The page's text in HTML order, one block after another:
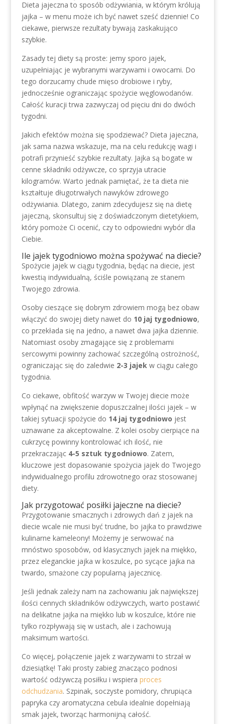
Dieta jajeczna to sposób odżywiania, w którym królują
jajka – w menu może ich być nawet sześć dziennie! Co
ciekawe, pierwsze rezultaty bywają zaskakująco
szybkie.
Zasady tej diety są proste: jemy sporo jajek,
uzupełniając je wybranymi warzywami i owocami. Do
tego dorzucamy chude mięso drobiowe i ryby,
jednocześnie ograniczając spożycie węglowodanów.
Całość kuracji trwa zazwyczaj od pięciu dni do dwóch
tygodni.
Jakich efektów można się spodziewać? Dieta jajeczna,
jak sama nazwa wskazuje, ma na celu redukcję wagi i
potrafi przynieść szybkie rezultaty. Jajka są bogate w
cenne składniki odżywcze, co sprzyja utracie
kilogramów. Warto jednak pamiętać, że ta dieta nie
kształtuje długotrwałych nawyków zdrowego
odżywiania. Dlatego, zanim zdecydujesz się na dietę
jajeczną, skonsultuj się z doświadczonym dietetykiem,
który pomoże Ci ocenić, czy to odpowiedni wybór dla
Ciebie.
Ile jajek tygodniowo można spożywać na diecie?
Spożycie jajek w ciągu tygodnia, będąc na diecie, jest
kwestią indywidualną, ściśle powiązaną ze stanem
Twojego zdrowia.
Osoby cieszące się dobrym zdrowiem mogą bez obaw
włączyć do swojej diety nawet do 10 jaj tygodniowo,
co przekłada się na jedno, a nawet dwa jajka dziennie.
Natomiast osoby zmagające się z problemami
sercowymi powinny zachować szczególną ostrożność,
ograniczając się do zaledwie 2-3 jajekw ciągu całego
tygodnia.
Co ciekawe, obfitość warzyw w Twojej diecie może
wpłynąć na zwiększenie dopuszczalnej ilości jajek – w
takiej sytuacji spożycie do 14 jaj tygodniowo jest
uznawane za akceptowalne. Z kolei osoby cierpiące na
cukrzycę powinny kontrolować ich ilość, nie
przekraczając 4-5 sztuk tygodniowo. Zatem,
kluczowe jest dopasowanie spożycia jajek do Twojego
indywidualnego profilu zdrowotnego oraz stosowanej
diety.
Jak przygotować posiłki jajeczne na diecie?
Przygotowanie smacznych i zdrowych dań z jajek na
diecie wcale nie musi być trudne, bo jajka to prawdziwe
kulinarne kameleony! Możemy je serwować na
mnóstwo sposobów, od klasycznych jajek na miękko,
przez eleganckie jajka w koszulce, po sycące jajka na
twardo, smażone czy popularną jajecznicę.
Jeśli jednak zależy nam na zachowaniu jak największej
ilości cennych składników odżywczych, warto postawić
na delikatne jajka na miękko lub w koszulce, które nie
tylko rozpływają się w ustach, ale i zachowują
maksimum wartości.
Co więcej, połączenie jajek z warzywami to strzał w
dziesiątkę! Taki prosty zabieg znacząco podnosi
wartość odżywczą posiłku i wspiera proces
odchudzania. Szpinak, soczyste pomidory, chrupiąca
papryka czy aromatyczna cebula idealnie dopełniają
smak jajek, tworząc harmonijną całość.